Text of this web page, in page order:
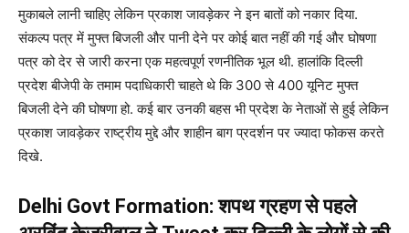
मुकाबले लानी चाहिए लेकिन प्रकाश जावड़ेकर ने इन बातों को नकार दिया.
संकल्प पत्र में मुफ्त बिजली और पानी देने पर कोई बात नहीं की गई और घोषणा
पत्र को देर से जारी करना एक महत्वपूर्ण रणनीतिक भूल थी. हालांकि दिल्ली
प्रदेश बीजेपी के तमाम पदाधिकारी चाहते थे कि 300 से 400 यूनिट मुफ्त
बिजली देने की घोषणा हो. कई बार उनकी बहस भी प्रदेश के नेताओं से हुई लेकिन
प्रकाश जावड़ेकर राष्ट्रीय मुद्दे और शाहीन बाग प्रदर्शन पर ज्यादा फोकस करते
दिखे.
Delhi Govt Formation: शपथ ग्रहण से पहले